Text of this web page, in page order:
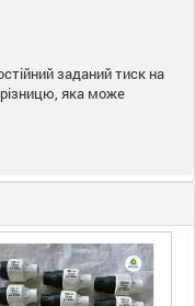
заданий тиск на
різницю, яка може